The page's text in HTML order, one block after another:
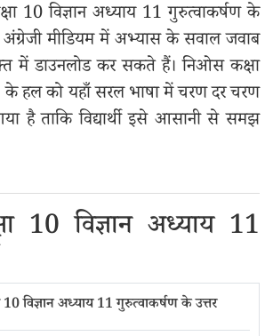
10 विज्ञान अध्याय 11 गुरुत्वाकर्षण के
अंग्रेजी मीडियम में अभ्यास के सवाल जवाब
में डाउनलोड कर सकते हैं। निओस कक्षा
के हल को यहाँ सरल भाषा में चरण दर चरण
है ताकि विद्यार्थी इसे आसानी से समझ
10 विज्ञान अध्याय 11
विज्ञान अध्याय 11 गुरुत्वाकर्षण के उत्तर